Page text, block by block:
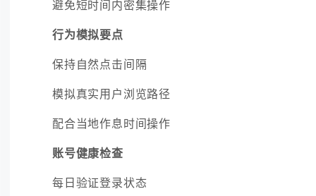
避免短时间内密集操作
行为模拟要点
保持自然点击间隔
模拟真实用户浏览路径
配合当地作息时间操作
账号健康检查
每日验证登录状态